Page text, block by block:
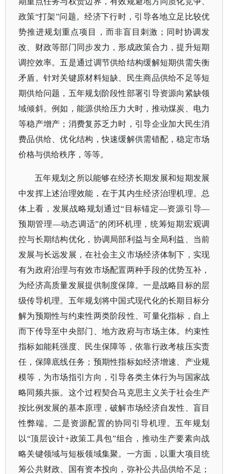
政策“打架”问题。经济下行时，引导各地立足比较优
势推进规划重点项目，而非盲目刺激；同时协调发
改、财政等部门同步发力，形成政策合力，提升短期
调控效率。五是通过调节供给结构缓解短期供需失衡
矛盾。针对关键原材料短缺、民生商品供给不足等短
期供给问题，五年规划阶段性部署引导资源向紧缺领
域倾斜。例如，能源供给压力大时，推动煤炭、电力
等稳产增产；消费复苏乏力时，引导企业加大民生消
费品供给、优化结构，快速缓解供需错配，稳定市场
价格与供给秩序，等等。
五年规划之所以能够在经济长期发展和短期发展
中发挥上述治理效能，在于其内生经济治理机理。总
体上看，发展战略规划通过“目标锚定—资源引导—
预期管理—动态调适”的闭环机理，统筹短期宏观调
控与长期结构优化，协调局部利益与全局利益、当前
发展与长远发展，在社会主义市场经济体制下，实现
有为政府治理与有效市场配置两种手段的优势互补，
为经济高质量发展提供制度保障。一是战略目标的层
级传导机理。五年规划将中国式现代化的长期目标分
解为预期性与约束性两类阶段性、可量化指标，自上
而下传导至中央部门、地方政府与市场主体。约束性
指标如能耗强度、民生保障等，依靠行政考核压实责
任，保障底线任务；预期性指标如经济增速、产业规
模等，为市场指引方向，引导各类主体行为与国家战
略同频共振。这个过程契合马克思主义关于社会生产
按比例发展的基本原理，破解市场经济自发性、盲目
性弊端。二是资源配置的协同引导机理。五年规划
以“顶层设计+政策工具包”组合，推动生产要素向战
略关键领域与短板领域集聚。一方面，以重大项目统
筹公共财政、国有资本投向，弥补公共品供给不足；